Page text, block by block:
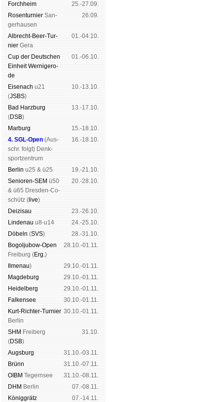
Forch­heim
25.-27.09.
Rosen­tur­nier San­
ger­hau­sen
26.09.
Albrecht-Beer-Tur­
nier Ge­ra
01.-04.10.
Cup der Deut­schen
Ein­heit Wer­ni­ge­ro­
de
01.-06.10.
Eise­nach u21
(JSBS)
10.-13.10.
Bad Harz­burg
(DSB)
13.-17.10.
Mar­burg
15.-18.10.
4. SGL-Open (Aus­
schr. folgt) Denk­
sport­zen­trum
16.-18.10.
Ber­lin u25 & ü25
19.-21.10.
Senioren-SEM ü50
& ü65 Dres­den-Co­
schütz ( live)
20.-28.10.
Dei­zi­sau
23.-26.10.
Lin­de­nau u8-u14
24.-25.10.
Dö­beln (SVS)
28.-31.10.
Bogoljubow-Open
Frei­burg (Erg.)
28.10.-01.11.
Il­me­nau)
29.10.-01.11.
Mag­de­burg
29.10.-01.11.
Hei­del­berg
29.10.-01.11.
Fal­ken­see
30.10.-01.11.
Kurt-Rich­ter-Tur­nier
Ber­lin
30.10.-01.11.
SHM Frei­berg
(DSB)
31.10.
Augs­burg
31.10.-03.11.
Brünn
31.10.-07.11.
OIBM Tegern­see
31.10.-08.11.
DHM Ber­lin
07.-08.11.
König­grätz
07.-14.11.